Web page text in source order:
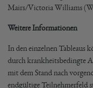
Mairs/Victoria Williams
Weitere Informationen
In den einzelnen Tableaus
durch krankheitsbedingte
mit dem Stand nach
endgültige Teilnehmerfeld